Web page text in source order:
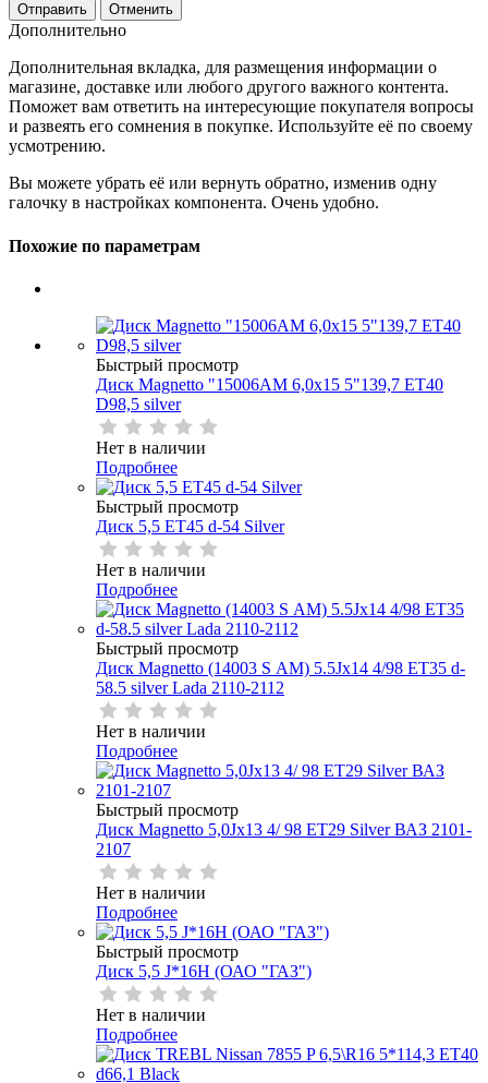
Отменить
Дополнительно
Дополнительная вкладка, для размещения информации о
магазине, доставке или любого другого важного контента.
Поможет вам ответить на интересующие покупателя вопросы
и развеять его сомнения в покупке. Используйте её по своему
усмотрению.
Вы можете убрать её или вернуть обратно, изменив одну
галочку в настройках компонента. Очень удобно.
Похожие по параметрам
Быстрый просмотр
Диск Magnetto "15006АМ 6,0х15 5"139,7 ЕТ40
D98,5 silver
Нет в наличии
Подробнее
Быстрый просмотр
Диск 5,5 ЕТ45 d-54 Silver
Нет в наличии
Подробнее
Быстрый просмотр
Диск Magnetto (14003 S АМ) 5.5Jх14 4/98 EТ35 d-
58.5 silver Lada 2110-2112
Нет в наличии
Подробнее
Быстрый просмотр
Диск Magnetto 5,0Jx13 4/ 98 ET29 Silver ВАЗ 2101-
2107
Нет в наличии
Подробнее
Быстрый просмотр
Диск 5,5 J*16H (ОАО "ГАЗ")
Нет в наличии
Подробнее